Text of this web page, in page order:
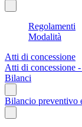
Regolamenti
Modalità
Atti di concessione
Atti di concessione
Bilanci
Bilancio preventivo